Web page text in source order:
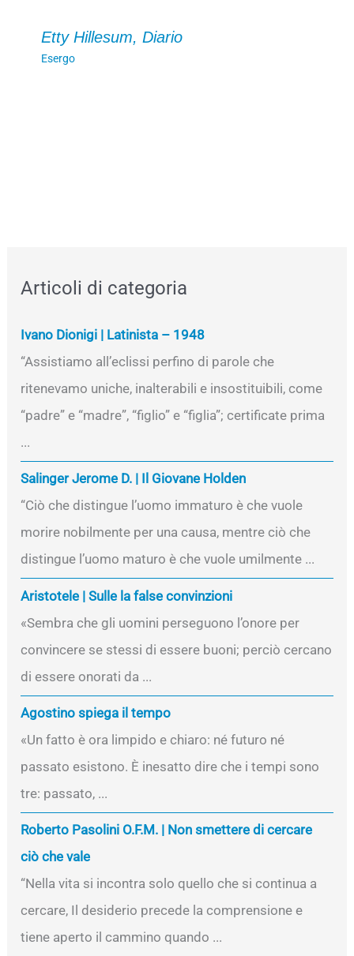
Etty Hillesum, Diario
Esergo
Articoli di categoria
Ivano Dionigi | Latinista – 1948
“Assistiamo all’eclissi perfino di parole che
ritenevamo uniche, inalterabili e insostituibili, come
“padre” e “madre”, “figlio” e “figlia”; certificate prima
...
Salinger Jerome D. | Il Giovane Holden
“Ciò che distingue l’uomo immaturo è che vuole
morire nobilmente per una causa, mentre ciò che
distingue l’uomo maturo è che vuole umilmente ...
Aristotele | Sulle la false convinzioni
«Sembra che gli uomini perseguono l’onore per
convincere se stessi di essere buoni; perciò cercano
di essere onorati da ...
Agostino spiega il tempo
«Un fatto è ora limpido e chiaro: né futuro né
passato esistono. È inesatto dire che i tempi sono
tre: passato, ...
Roberto Pasolini O.F.M. | Non smettere di cercare
ciò che vale
“Nella vita si incontra solo quello che si continua a
cercare, Il desiderio precede la comprensione e
tiene aperto il cammino quando ...